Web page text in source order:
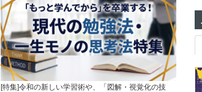
[特集]令和の新しい学習術や、「図解・視覚化の技